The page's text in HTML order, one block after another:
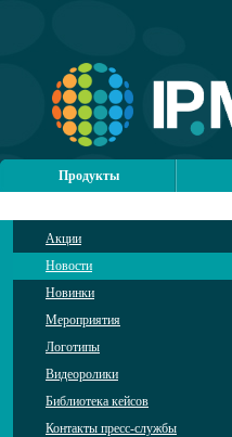
Продукты
Акции
Новости
Новинки
Мероприятия
Логотипы
Видеоролики
Библиотека кейсов
Контакты пресс-службы